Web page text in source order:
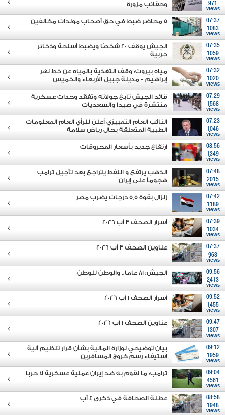
971
views
وحقائب مزورة
07:37
1083
views
5 محاضر ضبط في حق أصحاب مولدات مخالفين
07:35
1059
views
الجيش يوقف 20 شخصًا ويضبط أسلحة وذخائر
حربية
07:32
1020
views
مياه بيروت: وقف التغذية بالمياه عن خط نهر
إبراهيم - مدينة جبيل الأربعاء والخميس
07:29
1568
views
قائد الجيش تابع جولاته وتفقَد وحدات عسكرية
منتشرة في صيدا والسعديات
07:23
1046
views
النائب العام التمييزي أعلن للرأي العام المعلومات
الطبية المتعلقة بحال رياض سلامة
08:56
1349
views
ارتفاع جديد بأسعار المحروقات
07:48
2015
views
الذهب يرتفع و النفط يتراجع بعد تأجيل ترامب
هجوماً على إيران
07:42
1189
views
زلزال بقوة 5,5 درجات يضرب مصر
07:39
1034
views
أسرار الصحف 3 آب 2026
07:37
963
views
عناوين الصحف 3 آب 2026
09:56
2413
views
الجيش: 81 عاما.. والوطن للوطن
09:52
1455
views
اسرار الصحف 1 آب 2026
09:47
1307
views
عناوين الصحف 1 آب 2026
09:12
1959
views
بيان توضيحي لوزارة المالية بشأن قرار تنظيم آلية
استيفاء رسم خروج المسافرين
09:04
4561
views
ترامب: ما نقوم به ضد إيران عملية عسكرية لا حربا
08:58
1948
views
عطلة الصحافة في ذكرى ٤ آب